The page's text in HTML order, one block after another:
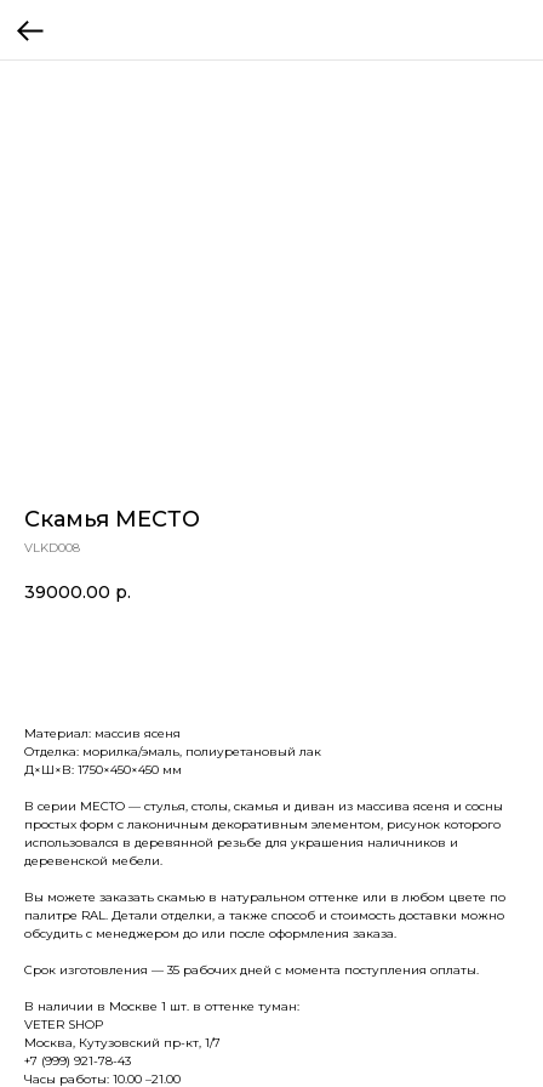
Скамья МЕСТО
VLKD008
39000.00 р.
Материал: массив ясеня
Отделка: морилка/эмаль, полиуретановый лак
Д×Ш×В: 1750×450×450 мм
В серии МЕСТО — стулья, столы, скамья и диван из массива ясеня и сосны
простых форм с лаконичным декоративным элементом, рисунок которого
использовался в деревянной резьбе для украшения наличников и
деревенской мебели.
Вы можете заказать скамью в натуральном оттенке или в любом цвете по
палитре RAL. Детали отделки, а также способ и стоимость доставки можно
обсудить с менеджером до или после оформления заказа.
Срок изготовления — 35 рабочих дней с момента поступления оплаты.
В наличии в Москве 1 шт. в оттенке туман:
VETER SHOP
Москва, Кутузовский пр-кт, 1/7
+7 (999) 921-78-43
Часы работы: 10.00 –21.00